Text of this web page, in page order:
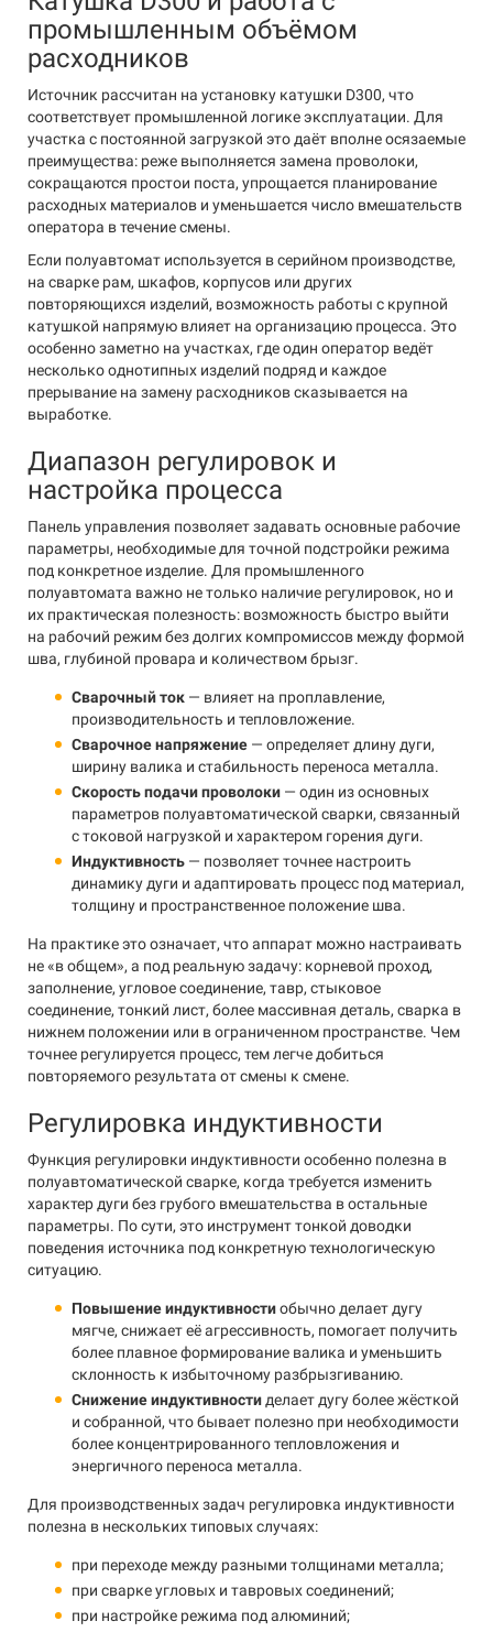
промышленным объёмом
расходников
Источник рассчитан на установку катушки D300, что
соответствует промышленной логике эксплуатации. Для
участка с постоянной загрузкой это даёт вполне осязаемые
преимущества: реже выполняется замена проволоки,
сокращаются простои поста, упрощается планирование
расходных материалов и уменьшается число вмешательств
оператора в течение смены.
Если полуавтомат используется в серийном производстве,
на сварке рам, шкафов, корпусов или других
повторяющихся изделий, возможность работы с крупной
катушкой напрямую влияет на организацию процесса. Это
особенно заметно на участках, где один оператор ведёт
несколько однотипных изделий подряд и каждое
прерывание на замену расходников сказывается на
выработке.
Диапазон регулировок и
настройка процесса
Панель управления позволяет задавать основные рабочие
параметры, необходимые для точной подстройки режима
под конкретное изделие. Для промышленного
полуавтомата важно не только наличие регулировок, но и
их практическая полезность: возможность быстро выйти
на рабочий режим без долгих компромиссов между формой
шва, глубиной провара и количеством брызг.
Сварочный ток — влияет на проплавление,
производительность и тепловложение.
Сварочное напряжение — определяет длину дуги,
ширину валика и стабильность переноса металла.
Скорость подачи проволоки — один из основных
параметров полуавтоматической сварки, связанный
с токовой нагрузкой и характером горения дуги.
Индуктивность — позволяет точнее настроить
динамику дуги и адаптировать процесс под материал,
толщину и пространственное положение шва.
На практике это означает, что аппарат можно настраивать
не «в общем», а под реальную задачу: корневой проход,
заполнение, угловое соединение, тавр, стыковое
соединение, тонкий лист, более массивная деталь, сварка в
нижнем положении или в ограниченном пространстве. Чем
точнее регулируется процесс, тем легче добиться
повторяемого результата от смены к смене.
Регулировка индуктивности
Функция регулировки индуктивности особенно полезна в
полуавтоматической сварке, когда требуется изменить
характер дуги без грубого вмешательства в остальные
параметры. По сути, это инструмент тонкой доводки
поведения источника под конкретную технологическую
ситуацию.
Повышение индуктивностиобычно делает дугу
мягче, снижает её агрессивность, помогает получить
более плавное формирование валика и уменьшить
склонность к избыточному разбрызгиванию.
Снижение индуктивности делает дугу более жёсткой
и собранной, что бывает полезно при необходимости
более концентрированного тепловложения и
энергичного переноса металла.
Для производственных задач регулировка индуктивности
полезна в нескольких типовых случаях:
при переходе между разными толщинами металла;
при сварке угловых и тавровых соединений;
при настройке режима под алюминий;